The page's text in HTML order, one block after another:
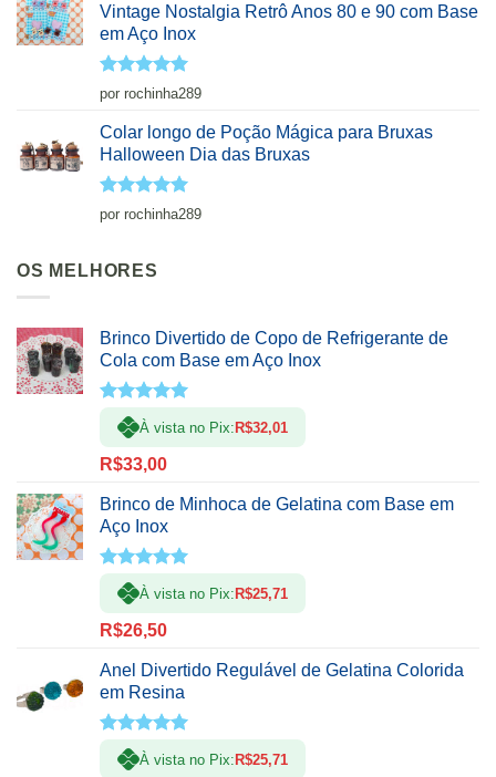
Vintage Nostalgia Retrô Anos 80 e 90 com Base
em Aço Inox
Avaliação5
de 5
por rochinha289
Colar longo de Poção Mágica para Bruxas
Halloween Dia das Bruxas
Avaliação5
de 5
por rochinha289
OS MELHORES
Brinco Divertido de Copo de Refrigerante de
Cola com Base em Aço Inox
Avaliação
5.00de 5
À vista no Pix: R$32,01
R$33,00
Brinco de Minhoca de Gelatina com Base em
Aço Inox
Avaliação
5.00de 5
À vista no Pix: R$25,71
R$26,50
Anel Divertido Regulável de Gelatina Colorida
em Resina
Avaliação
5.00de 5
À vista no Pix: R$25,71